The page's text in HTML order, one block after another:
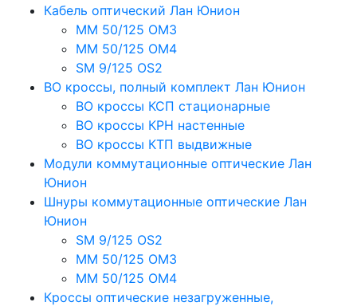
Кабель оптический Лан Юнион
MM 50/125 OM3
MM 50/125 OM4
SM 9/125 OS2
ВО кроссы, полный комплект Лан Юнион
ВО кроссы КСП стационарные
ВО кроссы КРН настенные
ВО кроссы КТП выдвижные
Модули коммутационные оптические Лан
Юнион
Шнуры коммутационные оптические Лан
Юнион
SM 9/125 OS2
MM 50/125 OM3
MM 50/125 OM4
Кроссы оптические незагруженные,